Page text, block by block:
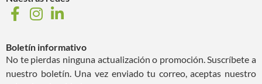
Boletín informativo
No te pierdas ninguna actualización o promoción. Suscríbete a
nuestro boletín. Una vez enviado tu correo, aceptas nuestro